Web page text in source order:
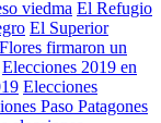
viedma El Refugio
El Superior
firmaron un
Elecciones 2019 en
Elecciones
Paso Patagones